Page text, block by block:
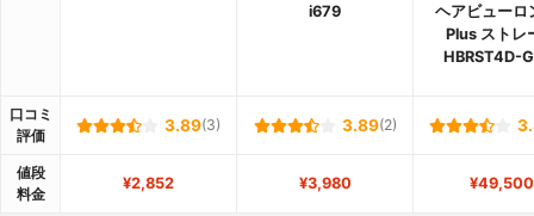
i679
ヘアビューロ
Plus ストレ
HBRST4D-
口コミ
評価
3.89(3) 3.89(2)
値段
料金
¥2,852 ¥3,980 ¥49,500